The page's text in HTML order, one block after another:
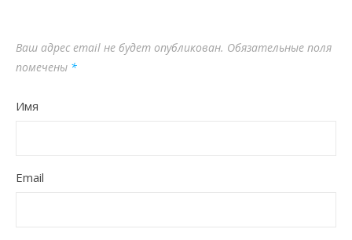
Ваш адрес email не будет опубликован. Обязательные поля
помечены *
Имя
Email